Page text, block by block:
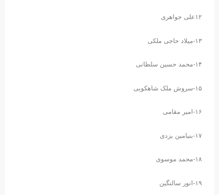
۱۲علی جواهری
۱۳-میلاد حاجی ملکی
۱۴-محمد حسین سلطانی
۱۵-سروش ملک شاهکویی
۱۶-امیر مقامی
۱۷-بنیامین یزدی
۱۸-محمد موسوی
۱۹-انور سالنگین